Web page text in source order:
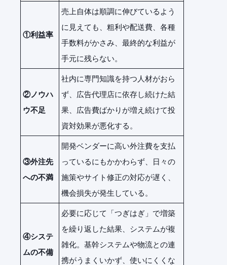
①利益率
売上自体は順調に伸びているよう
に見えても、粗利や配送費、各種
手数料がかさみ、最終的な利益が
手元に残らない。
②ノウハ
ウ不足
社内に専門知識を持つ人材がおら
ず、広告代理店に依存し続けた結
果、広告費ばかりが増え続けて投
資対効果が悪化する。
③外注先
への不満
開発ベンダーに高い外注費を支払
っているにもかかわらず、日々の
施策やサイト修正の対応が遅く、
機会損失が発生している。
④システ
ムの不備
必要に応じて「つぎはぎ」で増築
を繰り返した結果、システムが複
雑化。基幹システムや物流との連
携がうまくいかず、使いにくくな